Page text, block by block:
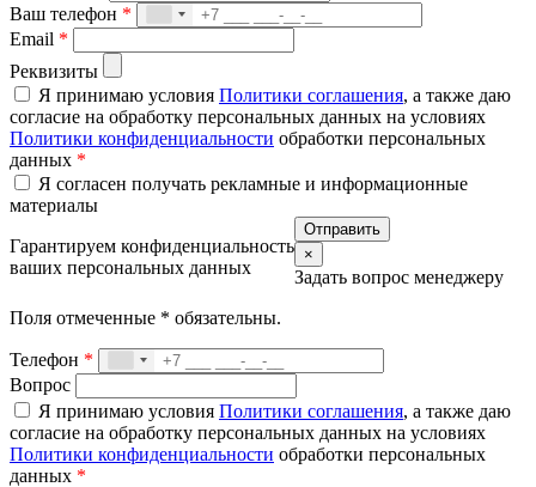
Ваш телефон *
Email *
Реквизиты
Я принимаю условия Политики соглашения, а также даю
согласие на обработку персональных данных на условиях
Политики конфиденциальности обработки персональных
данных *
Я согласен получать рекламные и информационные
материалы
Гарантируем конфиденциальность
ваших персональных данных
×
Задать вопрос менеджеру
Поля отмеченные * обязательны.
Телефон *
Вопрос
Я принимаю условия Политики соглашения, а также даю
согласие на обработку персональных данных на условиях
Политики конфиденциальности обработки персональных
данных *